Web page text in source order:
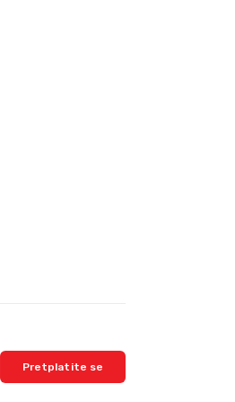
Pretplatite se